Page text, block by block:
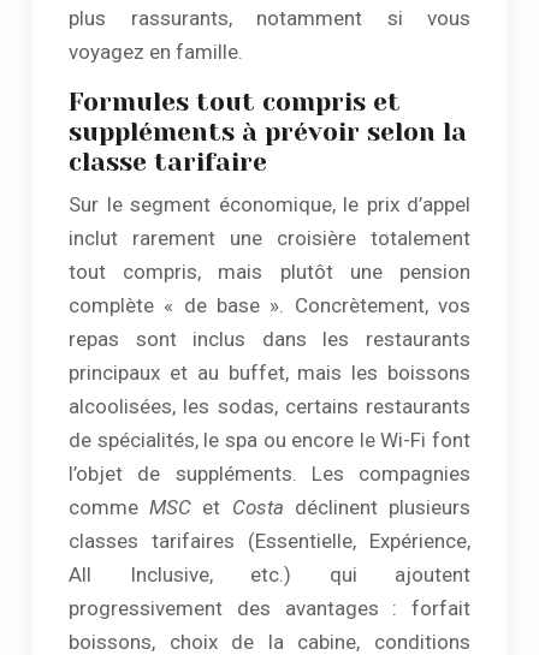
plus rassurants, notamment si vous
voyagez en famille.
Formules tout compris et
suppléments à prévoir selon la
classe tarifaire
Sur le segment économique, le prix d’appel
inclut rarement une croisière totalement
tout compris, mais plutôt une pension
complète « de base ». Concrètement, vos
repas sont inclus dans les restaurants
principaux et au buffet, mais les boissons
alcoolisées, les sodas, certains restaurants
de spécialités, le spa ou encore le Wi-Fi font
l’objet de suppléments. Les compagnies
commeMSC et Costa déclinent plusieurs
classes tarifaires (Essentielle, Expérience,
All Inclusive, etc.) qui ajoutent
progressivement des avantages : forfait
boissons, choix de la cabine, conditions